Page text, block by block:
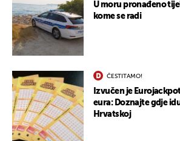
U moru pronađeno
kome se radi
ČESTITAMO!
Izvučen je
eura: Doznajte gdje
Hrvatskoj
UKLJUČITE